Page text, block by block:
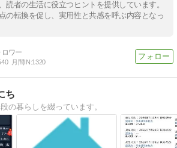
読者の生活に役立つヒントを提供しています。
の転換を促し、実用性と共感を呼ぶ内容となっ
月間IN:1320
ち
の暮らしを綴っています。